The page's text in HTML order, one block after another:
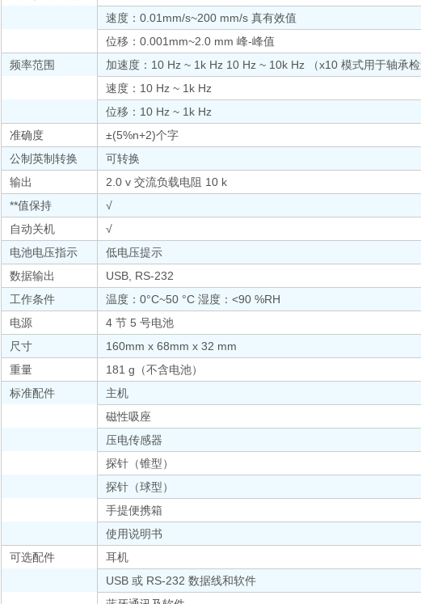
速度：0.01mm/s~200 mm/s 真有效值
位移：0.001mm~2.0 mm 峰-峰值
频率范围
加速度：10 Hz ~ 1k Hz 10 Hz ~ 10k Hz （x10 模式用于轴承
速度：10 Hz ~ 1k Hz
位移：10 Hz ~ 1k Hz
准确度
±(5%n+2)个字
公制英制转换
可转换
输出
2.0 v 交流负载电阻 10 k
**值保持
√
自动关机
√
电池电压指示
低电压提示
数据输出
USB, RS-232
工作条件
温度：0°C~50 °C 湿度：<90 %RH
电源
4 节 5 号电池
尺寸
160mm x 68mm x 32 mm
重量
181 g（不含电池）
标准配件
主机
磁性吸座
压电传感器
探针（锥型）
探针（球型）
手提便携箱
使用说明书
可选配件
耳机
USB 或 RS-232 数据线和软件